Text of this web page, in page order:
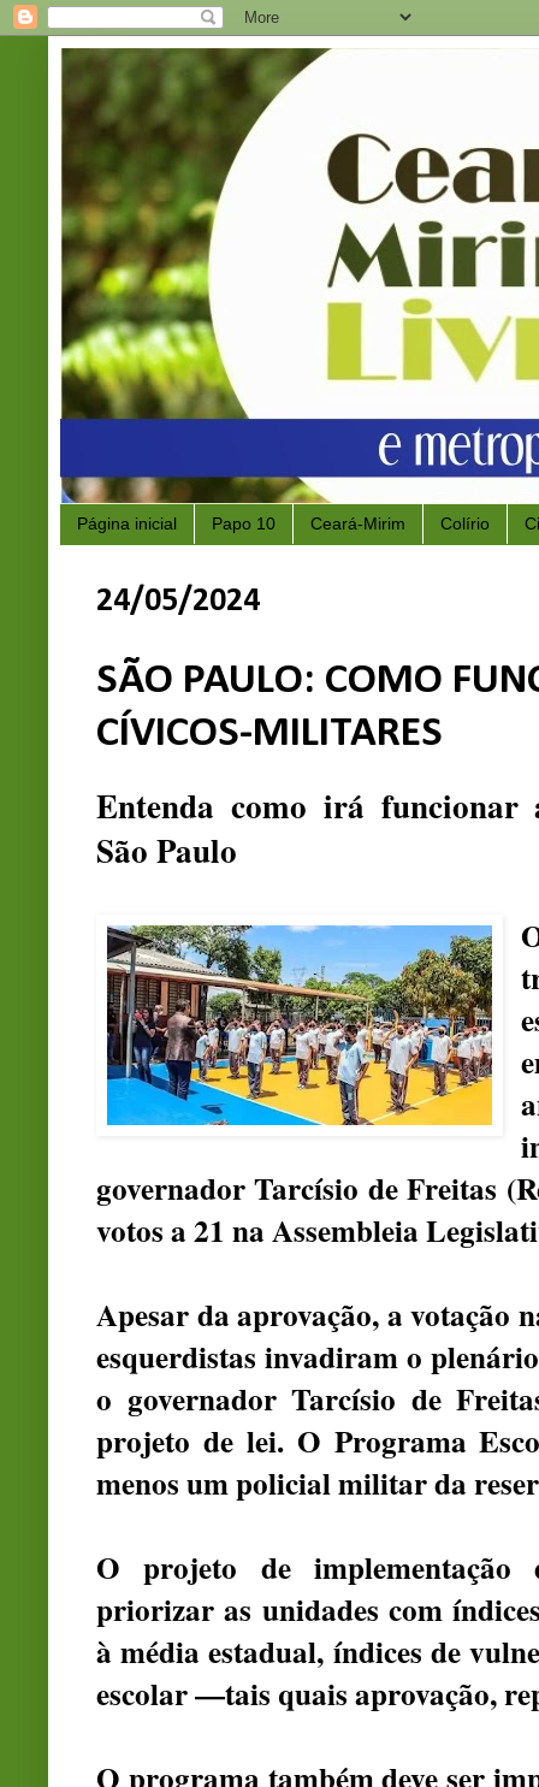
Página inicial Papo 10 Ceará-Mirim Colírio
24/05/2024
SÃO PAULO: COMO
CÍVICOS-MILITARES
Entenda como irá funcionar
São Paulo
governador Tarcísio de Freitas
votos a 21 na Assembleia
Apesar da aprovação, a votação
esquerdistas invadiram o
o governador Tarcísio de
projeto de lei. O Programa
menos um policial militar da
O projeto de implementação
priorizar as unidades com
à média estadual, índices de
escolar —tais quais aprovação,
O programa também deve ser